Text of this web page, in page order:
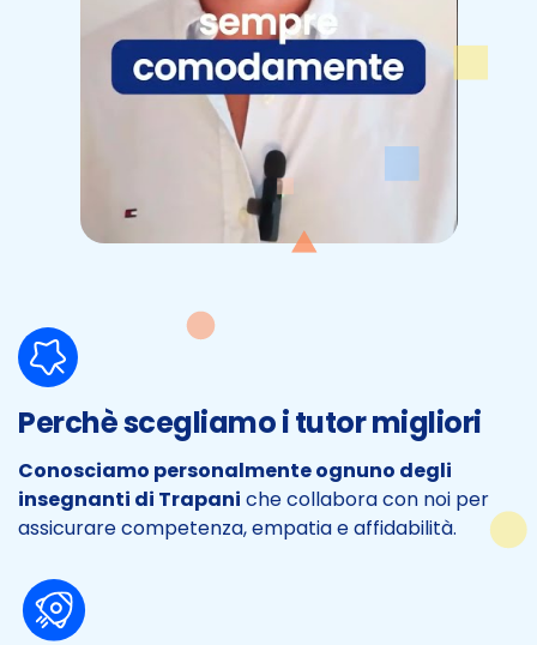
Perchè scegliamo i tutor migliori
Conosciamo personalmente ognuno degli
insegnanti di Trapani che collabora con noi per
assicurare competenza, empatia e affidabilità.